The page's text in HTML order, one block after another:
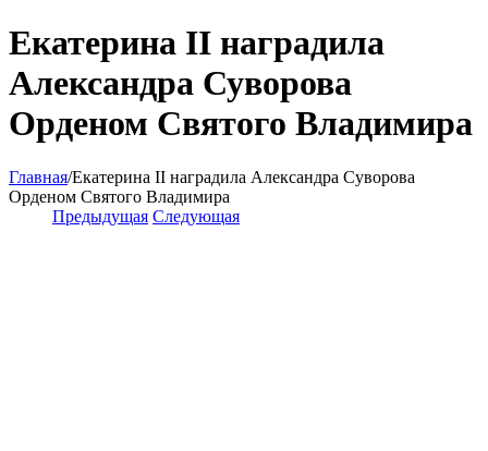
Екатерина II наградила
Александра Суворова
Орденом Святого Владимира
Главная/Екатерина II наградила Александра Суворова
Орденом Святого Владимира
Предыдущая Следующая